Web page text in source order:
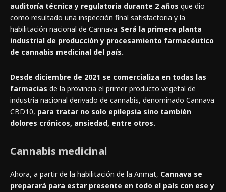
auditoría técnica y regulatoria durante 2 años que dio
como resultado una inspección final satisfactoria y la
habilitación nacional de Cannava. Será la primera planta
industrial de producción y procesamiento farmacéutico
de cannabis medicinal del país.
Desde diciembre de 2021 se comercializa en todas las
farmacias de la provincia el primer producto vegetal de
industria nacional derivado de cannabis, denominado Cannava
CBD10, para tratar no solo epilepsia sino también
dolores crónicos, ansiedad, entre otros.
Cannabis medicinal
Ahora, a partir de la habilitación de la Anmat, Cannava se
preparará para estar presente en todo el país con ese y